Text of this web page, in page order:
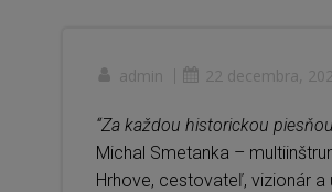
admin | 22 decembra,
“Za každou historickou
Michal Smetanka –
Hrhove, cestovateľ, vizionár